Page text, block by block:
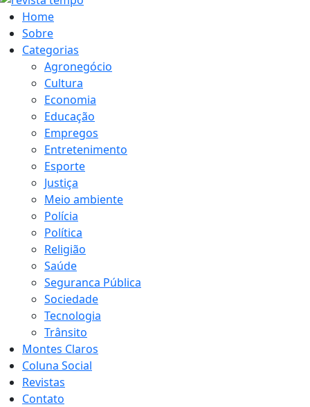
Home
Sobre
Categorias
Agronegócio
Cultura
Economia
Educação
Empregos
Entretenimento
Esporte
Justiça
Meio ambiente
Polícia
Política
Religião
Saúde
Seguranca Pública
Sociedade
Tecnologia
Trânsito
Montes Claros
Coluna Social
Revistas
Contato